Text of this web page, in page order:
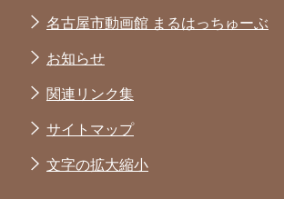
名古屋市動画館 まるはっちゅーぶ
お知らせ
関連リンク集
サイトマップ
文字の拡大縮小